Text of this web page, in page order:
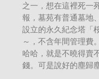
之一，想在這裡死一
報，墓苑有普通墓地
設立的永久紀念塔「
～，不含年間管理費
哈哈，就是不曉得賣
錢。可是說好的塵歸